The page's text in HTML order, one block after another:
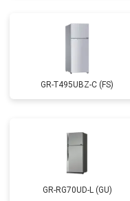
GR-T495UBZ-C (FS)
GR-RG70UD-L (GU)